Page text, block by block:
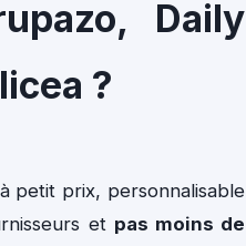
Daily
?
petit prix, personnalisable
et pas moins de